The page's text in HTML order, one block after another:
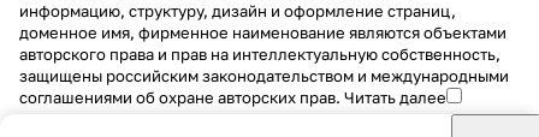
информацию, структуру, дизайн и оформление страниц,
доменное имя, фирменное наименование являются объектами
авторского права и прав на интеллектуальную собственность,
защищены российским законодательством и международными
соглашениями об охране авторских прав. Читать далее